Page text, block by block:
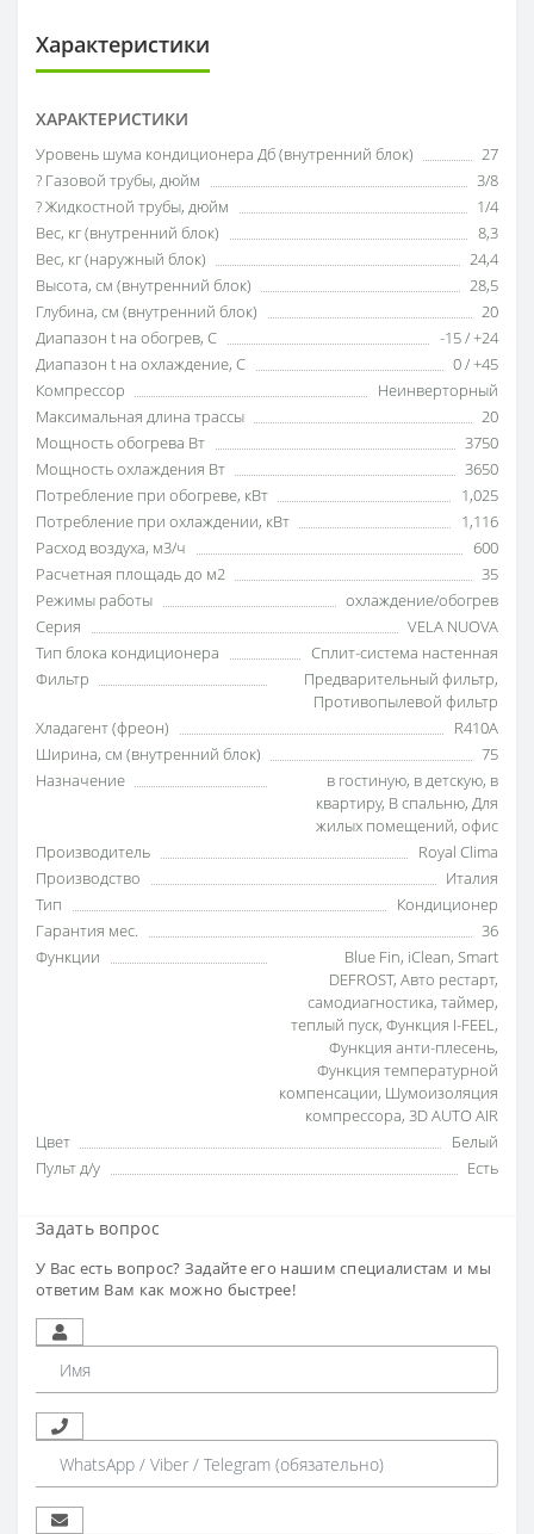
Характеристики
ХАРАКТЕРИСТИКИ
Уровень шума кондиционера Дб (внутренний блок)
27
? Газовой трубы, дюйм
3/8
? Жидкостной трубы, дюйм
1/4
Вес, кг (внутренний блок)
8,3
Вес, кг (наружный блок)
24,4
Высота, см (внутренний блок)
28,5
Глубина, см (внутренний блок)
20
Диапазон t на обогрев, С
-15 / +24
Диапазон t на охлаждение, С
0 / +45
Компрессор
Неинверторный
Максимальная длина трассы
20
Мощность обогрева Вт
3750
Мощность охлаждения Вт
3650
Потребление при обогреве, кВт
1,025
Потребление при охлаждении, кВт
1,116
Расход воздуха, м3/ч
600
Расчетная площадь до м2
35
Режимы работы
охлаждение/обогрев
Серия
VELA NUOVA
Тип блока кондиционера
Сплит-система настенная
Фильтр
Предварительный фильтр,
Противопылевой фильтр
Хладагент (фреон)
R410A
Ширина, см (внутренний блок)
75
Назначение
в гостиную, в детскую, в
квартиру, В спальню, Для
жилых помещений, офис
Производитель
Royal Clima
Производство
Италия
Тип
Кондиционер
Гарантия мес.
36
Функции
Blue Fin, iClean, Smart
DEFROST, Авто рестарт,
самодиагностика, таймер,
теплый пуск, Функция I-FEEL,
Функция анти-плесень,
Функция температурной
компенсации, Шумоизоляция
компрессора, 3D AUTO AIR
Цвет
Белый
Пульт д/у
Есть
Задать вопрос
У Вас есть вопрос? Задайте его нашим специалистам и мы
ответим Вам как можно быстрее!